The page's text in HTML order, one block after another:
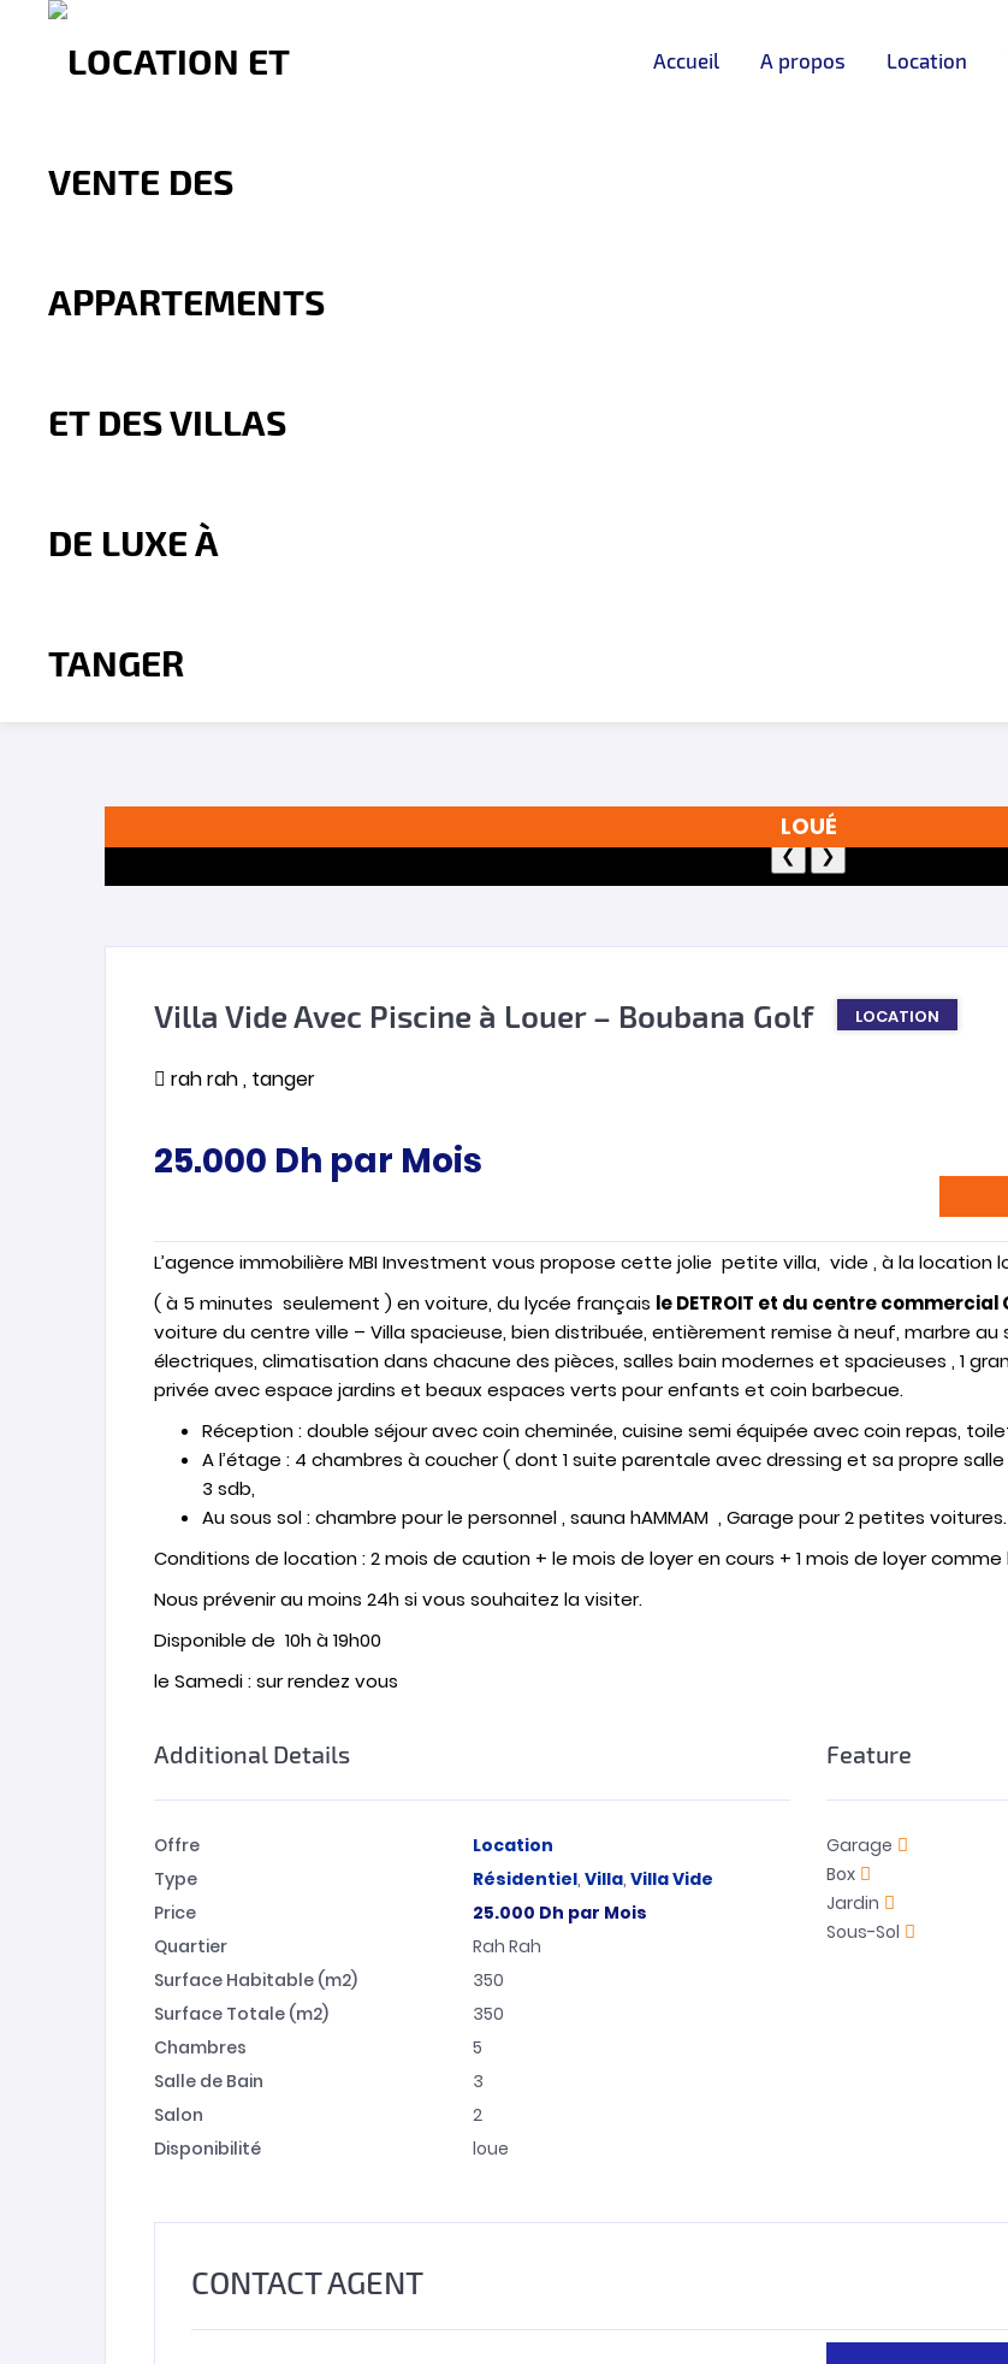
Accueil A propos Location
LOUÉ
❮ ❯
Villa Vide Avec Piscine à Louer – Boubana Golf LOCATION
rah rah , tanger
25.000 Dh par Mois
L’agence immobilière MBI Investment vous propose cette jolie petite villa, vide , à la location
( à 5 minutes seulement ) en voiture, du lycée français le DETROIT et du centre commercial
voiture du centre ville – Villa spacieuse, bien distribuée, entièrement remise à neuf, marbre au
électriques, climatisation dans chacune des pièces, salles bain modernes et spacieuses , 1
privée avec espace jardins et beaux espaces verts pour enfants et coin barbecue.
Réception : double séjour avec coin cheminée, cuisine semi équipée avec coin repas,
A l’étage : 4 chambres à coucher ( dont 1 suite parentale avec dressing et sa propre
3 sdb,
Au sous sol : chambre pour le personnel , sauna hAMMAM , Garage pour 2 petites voitures.
Conditions de location : 2 mois de caution + le mois de loyer en cours + 1 mois de loyer comme
Nous prévenir au moins 24h si vous souhaitez la visiter.
Disponible de 10h à 19h00
le Samedi : sur rendez vous
Additional Details
Offre
Location
Type
Résidentiel, Villa, Villa Vide
Price
25.000 Dh par Mois
Quartier
Rah Rah
Surface Habitable (m2)
350
Surface Totale (m2)
350
Chambres
5
Salle de Bain
3
Salon
2
Disponibilité
loue
Feature
Garage
Box
Jardin
Sous-Sol
CONTACT AGENT